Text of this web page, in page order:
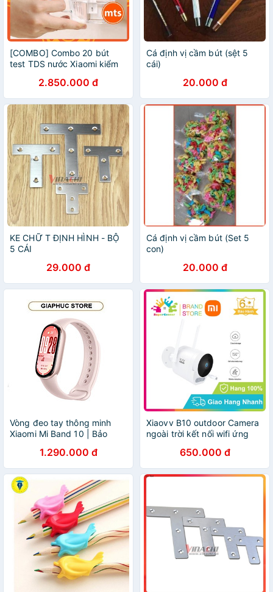
[COMBO] Combo 20 bút
test TDS nước Xiaomi kiểm
Minh Tín Shop
2.850.000 đ
Cá định vị cầm bút (sệt 5
cái)
20.000 đ
KE CHỮ T ĐỊNH HÌNH - BỘ
5 CÁI
29.000 đ
Cá định vị cầm bút (Set 5
con)
20.000 đ
Vòng đeo tay thông minh
Xiaomi Mi Band 10 | Bảo
GiaPhucStore | Hàng Chính
Hãng
1.290.000 đ
Xiaovv B10 outdoor Camera
ngoài trời kết nối wifi ứng
nước 6 tháng Bảo hành
650.000 đ